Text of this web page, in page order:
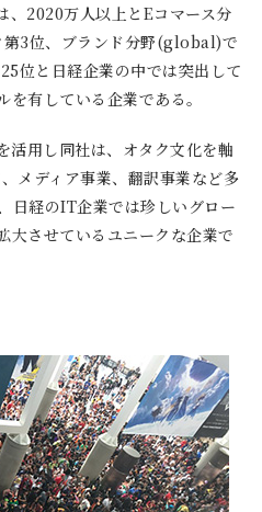
2020万人以上とEコマース分
3位、ブランド分野(global)で
位と日経企業の中では突出して
有している企業である。
用し同社は、オタク文化を軸
メディア事業、翻訳事業など多
日経のIT企業では珍しいグロー
大させているユニークな企業で